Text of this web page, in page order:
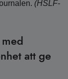
(HSLF-
att ge